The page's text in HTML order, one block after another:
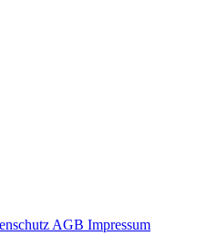
AGB Impressum